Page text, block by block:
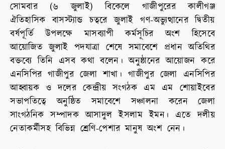
সোমবার (৬ জুলাই) বিকেলে গাজীপুরের কালীগঞ্জ
ঐতিহাসিক বাসস্ট্যান্ড চত্বরে জুলাই গণ-অভ্যুত্থানের দ্বিতীয়
বর্ষপূর্তি উপলক্ষে মাসব্যাপী কর্মসূচির অংশ হিসেবে
আয়োজিত জুলাই পদযাত্রা শেষে সমাবেশে প্রধান অতিথির
বক্তব্যে তিনি এসব কথা বলেন। অনুষ্ঠানের আয়োজন করে
এনসিপির গাজীপুর জেলা শাখা। গাজীপুর জেলা এনসিপির
আহ্বায়ক ও দলের কেন্দ্রীয় সংগঠক এম এম শোয়াইবের
সভাপতিত্বে অনুষ্ঠিত সমাবেশে সঞ্চালনা করেন জেলা
সাংগঠনিক সম্পাদক আসাদুল ইসলাম ইমন। এতে দলীয়
নেতাকর্মীসহ বিভিন্ন শ্রেণি-পেশার মানুষ অংশ নেন।